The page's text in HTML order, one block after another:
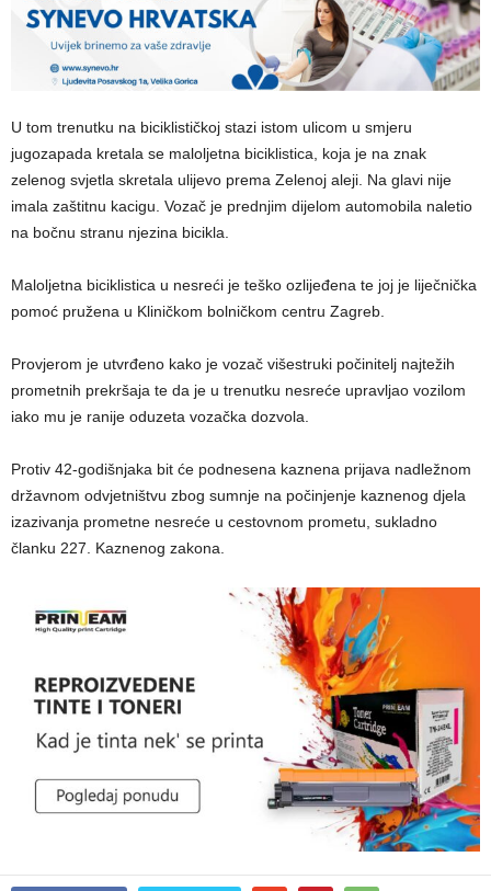
U tom trenutku na biciklističkoj stazi istom ulicom u smjeru
jugozapada kretala se maloljetna biciklistica, koja je na znak
zelenog svjetla skretala ulijevo prema Zelenoj aleji. Na glavi nije
imala zaštitnu kacigu. Vozač je prednjim dijelom automobila naletio
na bočnu stranu njezina bicikla.
Maloljetna biciklistica u nesreći je teško ozlijeđena te joj je liječnička
pomoć pružena u Kliničkom bolničkom centru Zagreb.
Provjerom je utvrđeno kako je vozač višestruki počinitelj najtežih
prometnih prekršaja te da je u trenutku nesreće upravljao vozilom
iako mu je ranije oduzeta vozačka dozvola.
Protiv 42-godišnjaka bit će podnesena kaznena prijava nadležnom
državnom odvjetništvu zbog sumnje na počinjenje kaznenog djela
izazivanja prometne nesreće u cestovnom prometu, sukladno
članku 227. Kaznenog zakona.